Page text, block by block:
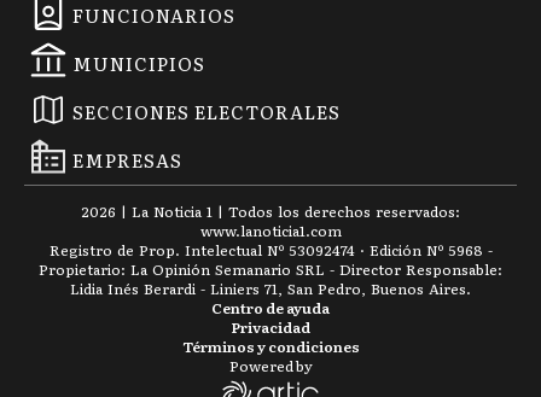
FUNCIONARIOS
MUNICIPIOS
SECCIONES ELECTORALES
EMPRESAS
2026 | La Noticia 1 | Todos los derechos reservados:
www.lanoticia1.com
Registro de Prop. Intelectual Nº 53092474 · Edición Nº 5968 -
Propietario: La Opinión Semanario SRL - Director Responsable:
Lidia Inés Berardi - Liniers 71, San Pedro, Buenos Aires.
Términos y condiciones
Privacidad
Centro de ayuda
Powered by